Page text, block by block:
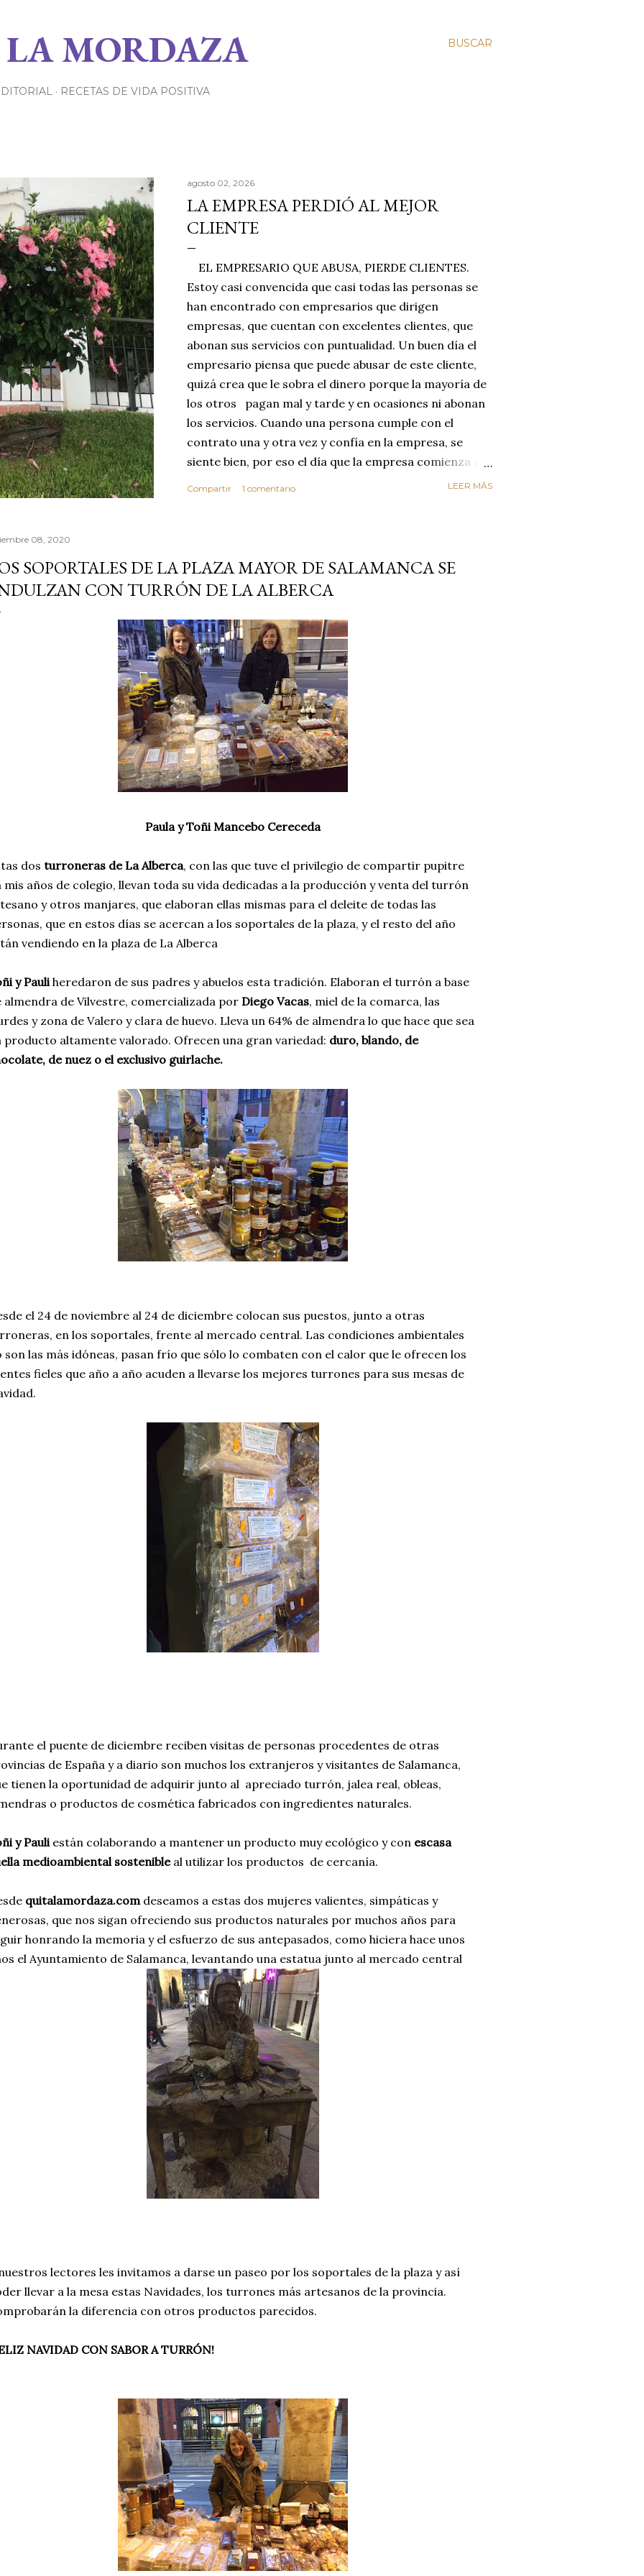
BUSCAR
MORDAZA
RECETAS DE VIDA POSITIVA
agosto 02, 2026
LA EMPRESA PERDIÓ AL MEJOR
CLIENTE
EL EMPRESARIO QUE ABUSA, PIERDE CLIENTES.
Estoy casi convencida que casi todas las personas se
han encontrado con empresarios que dirigen
empresas, que cuentan con excelentes clientes, que
abonan sus servicios con puntualidad. Un buen día el
empresario piensa que puede abusar de este cliente,
quizá crea que le sobra el dinero porque la mayoría de
los otros pagan mal y tarde y en ocasiones ni abonan
los servicios. Cuando una persona cumple con el
contrato una y otra vez y confía en la empresa, se
siente bien, por eso el día que la empresa comienza a
MEJOR CLIENTE. Estas circunstancias nos hacen
reflexionar sobre los valores de honestidad y
confianza. Vivimos en un mundo de mucha oferta y
por este motivo la competencia es enorme y es aquí
dond...
Compartir 1 comentario LEER MÁS
08, 2020
SOPORTALES DE LA PLAZA MAYOR DE SALAMANCA SE
CON TURRÓN DE LA ALBERCA
Paula y Toñi Mancebo Cereceda
dos turroneras de La Alberca, con las que tuve el privilegio de compartir pupitre
mis años de colegio, llevan toda su vida dedicadas a la producción y venta del turrón
y otros manjares, que elaboran ellas mismas para el deleite de todas las
que en estos días se acercan a los soportales de la plaza, y el resto del año
vendiendo en la plaza de La Alberca
y Pauliheredaron de sus padres y abuelos esta tradición. Elaboran el turrón a base
almendra de Vilvestre, comercializada por Diego Vacas, miel de la comarca, las
y zona de Valero y clara de huevo. Lleva un 64% de almendra lo que hace que sea
producto altamente valorado. Ofrecen una gran variedad: duro, blando, de
de nuez o el exclusivo guirlache.
el 24 de noviembre al 24 de diciembre colocan sus puestos, junto a otras
en los soportales, frente al mercado central. Las condiciones ambientales
son las más idóneas, pasan frío que sólo lo combaten con el calor que le ofrecen los
fieles que año a año acuden a llevarse los mejores turrones para sus mesas de
el puente de diciembre reciben visitas de personas procedentes de otras
de España y a diario son muchos los extranjeros y visitantes de Salamanca,
tienen la oportunidad de adquirir junto al apreciado turrón, jalea real, obleas,
o productos de cosmética fabricados con ingredientes naturales.
y Pauliestán colaborando a mantener un producto muy ecológico y con escasa
medioambiental sostenibleal utilizar los productos de cercanía.
quitalamordaza.com deseamos a estas dos mujeres valientes, simpáticas y
que nos sigan ofreciendo sus productos naturales por muchos años para
honrando la memoria y el esfuerzo de sus antepasados, como hiciera hace unos
el Ayuntamiento de Salamanca, levantando una estatua junto al mercado central
lectores les invitamos a darse un paseo por los soportales de la plaza y así
llevar a la mesa estas Navidades, los turrones más artesanos de la provincia.
la diferencia con otros productos parecidos.
NAVIDAD CON SABOR A TURRÓN!